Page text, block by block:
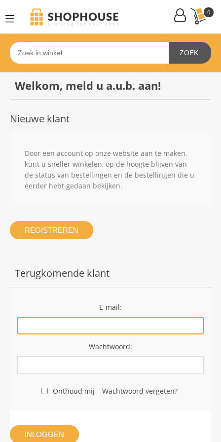
0
ZOEK
Welkom, meld u a.u.b. aan!
Nieuwe klant
Door een account op onze website aan te maken,
kunt u sneller winkelen, op de hoogte blijven van
de status van bestellingen en de bestellingen die u
eerder hebt gedaan bekijken.
REGISTREREN
Terugkomende klant
E-mail:
Wachtwoord:
Onthoud mij Wachtwoord vergeten?
INLOGGEN